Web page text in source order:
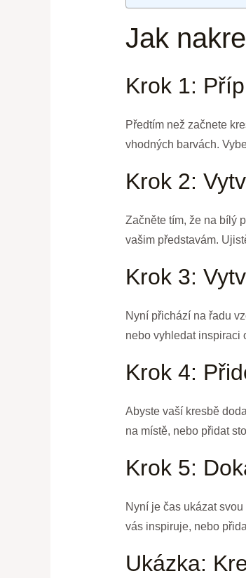
Jak
Krok 1:
Předtím než začnete
vhodných barvách.
Krok 2:
Začněte tím, že na bílý
vašim představám.
Krok 3:
Nyní přichází na řadu
nebo vyhledat inspiraci
Krok 4:
Abyste vaší kresbě
na místě, nebo přidat
Krok 5:
Nyní je čas ukázat
vás inspiruje, nebo
Ukázka: